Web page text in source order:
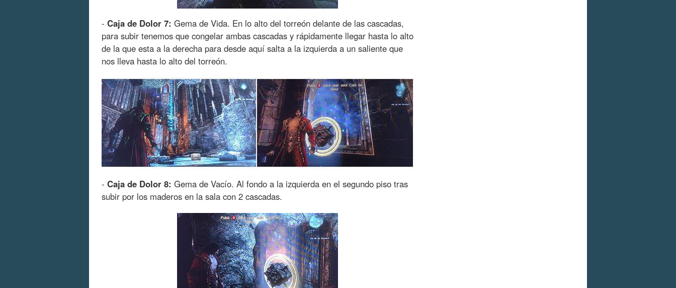
- Caja de Dolor 7: Gema de Vida. En lo alto del torreón delante de las cascadas,
para subir tenemos que congelar ambas cascadas y rápidamente llegar hasta lo alto
de la que esta a la derecha para desde aquí salta a la izquierda a un saliente que
nos lleva hasta lo alto del torreón.
- Caja de Dolor 8: Gema de Vacío. Al fondo a la izquierda en el segundo piso tras
subir por los maderos en la sala con 2 cascadas.